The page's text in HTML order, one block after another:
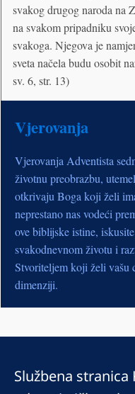
svakog drugog naroda na
na svakom pripadniku
svakoga. Njegova je
sveta načela budu osobit
sv. 6, str. 13)
Vjerovanja
Vjerovanja Adventista
životnu preobrazbu,
otkrivaju Boga koji želi
neprestano nas vodeći
ove biblijske istine,
svakodnevnom životu i
Stvoriteljem koji želi vašu
dimenziji.
Službena stranica